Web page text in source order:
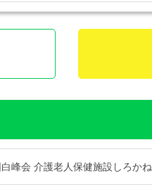
峰会 介護老人保健施設しろかね